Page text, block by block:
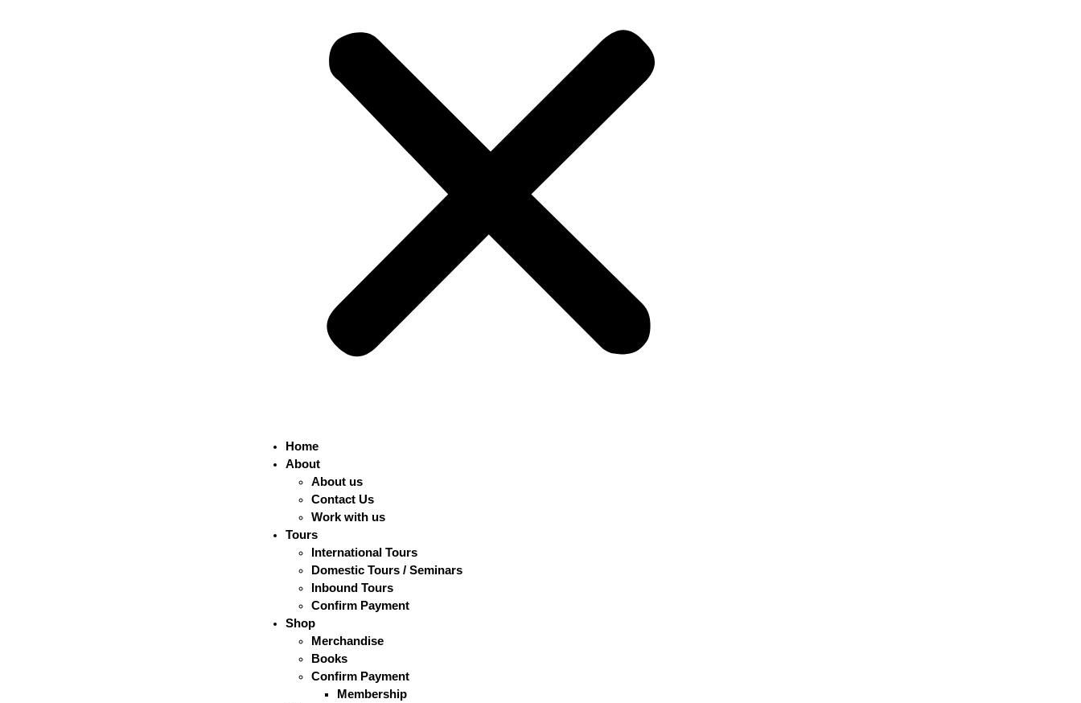
Home
About
About us
Contact Us
Work with us
Tours
International Tours
Domestic Tours / Seminars
Inbound Tours
Confirm Payment
Shop
Merchandise
Books
Confirm Payment
Membership